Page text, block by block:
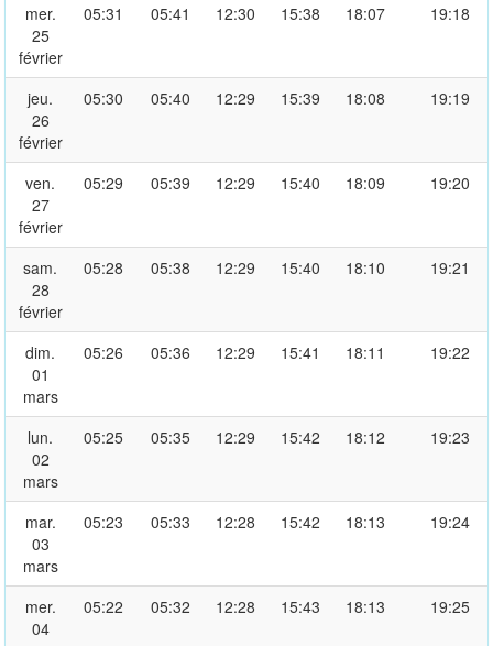
mer.
25
février
05:31 05:41 12:30 15:38 18:07 19:18
jeu.
26
février
05:30 05:40 12:29 15:39 18:08 19:19
ven.
27
février
05:29 05:39 12:29 15:40 18:09 19:20
sam.
28
février
05:28 05:38 12:29 15:40 18:10 19:21
dim.
01
mars
05:26 05:36 12:29 15:41 18:11 19:22
lun.
02
mars
05:25 05:35 12:29 15:42 18:12 19:23
mar.
03
mars
05:23 05:33 12:28 15:42 18:13 19:24
mer.
04
05:22 05:32 12:28 15:43 18:13 19:25